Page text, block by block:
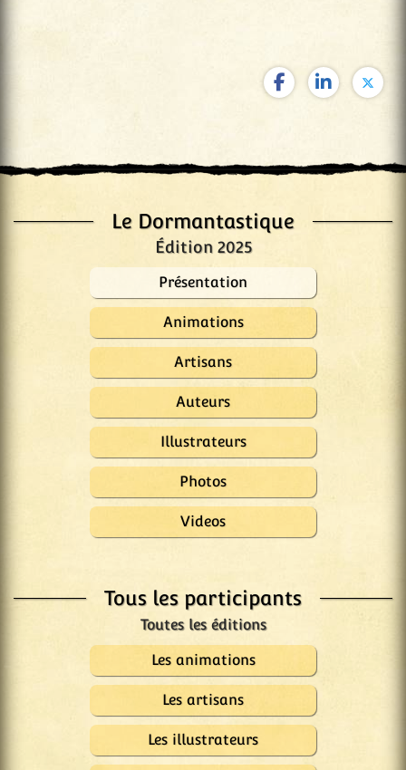
Le Dormantastique
Édition 2025
Présentation
Animations
Artisans
Auteurs
Illustrateurs
Photos
Videos
Tous les participants
Les animations
Les artisans
Les illustrateurs